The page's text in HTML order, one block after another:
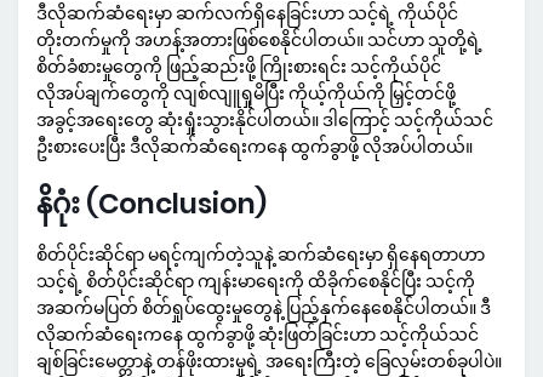
ဒီလိုဆက်ဆံရေးမှာ ဆက်လက်ရှိနေခြင်းဟာ သင့်ရဲ့ ကိုယ်ပိုင်
တိုးတက်မှုကို အဟန့်အတားဖြစ်စေနိုင်ပါတယ်။ သင်ဟာ သူတို့ရဲ့
စိတ်ခံစားမှုတွေကို ဖြည့်ဆည်းဖို့ ကြိုးစားရင်း သင့်ကိုယ်ပိုင်
လိုအပ်ချက်တွေကို လျစ်လျူရှုမိပြီး ကိုယ့်ကိုယ်ကို မြှင့်တင်ဖို့
အခွင့်အရေးတွေ ဆုံးရှုံးသွားနိုင်ပါတယ်။ ဒါကြောင့် သင့်ကိုယ်သင်
ဦးစားပေးပြီး ဒီလိုဆက်ဆံရေးကနေ ထွက်ခွာဖို့ လိုအပ်ပါတယ်။
နိဂုံး (Conclusion)
စိတ်ပိုင်းဆိုင်ရာ မရင့်ကျက်တဲ့သူနဲ့ ဆက်ဆံရေးမှာ ရှိနေရတာဟာ
သင့်ရဲ့ စိတ်ပိုင်းဆိုင်ရာ ကျန်းမာရေးကို ထိခိုက်စေနိုင်ပြီး သင့်ကို
အဆက်မပြတ် စိတ်ရှုပ်ထွေးမှုတွေနဲ့ ပြည့်နှက်နေစေနိုင်ပါတယ်။ ဒီ
လိုဆက်ဆံရေးကနေ ထွက်ခွာဖို့ ဆုံးဖြတ်ခြင်းဟာ သင့်ကိုယ်သင်
ချစ်ခြင်းမေတ္တာနဲ့ တန်ဖိုးထားမှုရဲ့ အရေးကြီးတဲ့ ခြေလှမ်းတစ်ခုပါပဲ။